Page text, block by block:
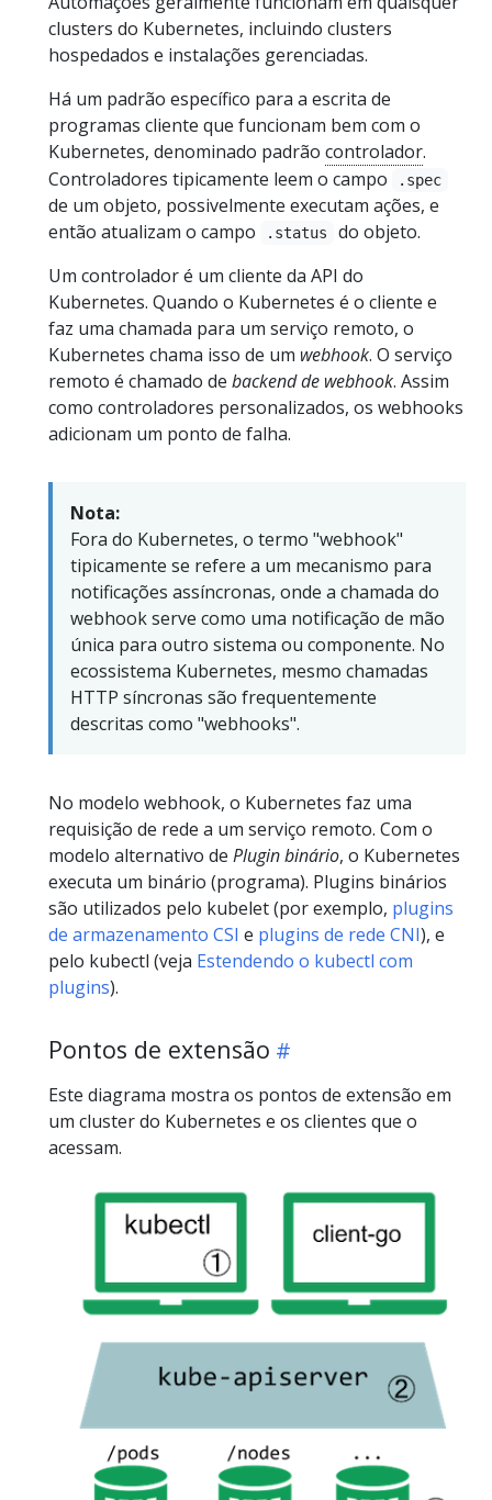
clusters do Kubernetes, incluindo clusters
hospedados e instalações gerenciadas.
Há um padrão específico para a escrita de
programas cliente que funcionam bem com o
Kubernetes, denominado padrão controlador.
Controladores tipicamente leem o campo
.spec
de um objeto, possivelmente executam ações, e
então atualizam o campo
.status
do objeto.
Um controlador é um cliente da API do
Kubernetes. Quando o Kubernetes é o cliente e
faz uma chamada para um serviço remoto, o
Kubernetes chama isso de um webhook. O serviço
remoto é chamado de backend de webhook. Assim
como controladores personalizados, os webhooks
adicionam um ponto de falha.
Nota:
Fora do Kubernetes, o termo "webhook"
tipicamente se refere a um mecanismo para
notificações assíncronas, onde a chamada do
webhook serve como uma notificação de mão
única para outro sistema ou componente. No
ecossistema Kubernetes, mesmo chamadas
HTTP síncronas são frequentemente
descritas como "webhooks".
No modelo webhook, o Kubernetes faz uma
requisição de rede a um serviço remoto. Com o
modelo alternativo de Plugin binário, o Kubernetes
executa um binário (programa). Plugins binários
são utilizados pelo kubelet (por exemplo, plugins
de armazenamento CSI e plugins de rede CNI), e
pelo kubectl (veja Estendendo o kubectl com
plugins).
Pontos de extensão
Este diagrama mostra os pontos de extensão em
um cluster do Kubernetes e os clientes que o
acessam.